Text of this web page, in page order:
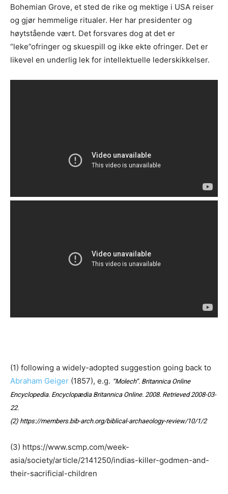
Bohemian Grove, et sted de rike og mektige i USA reiser
og gjør hemmelige ritualer. Her har presidenter og
høytstående vært. Det forsvares dog at det er
“leke”ofringer og skuespill og ikke ekte ofringer. Det er
likevel en underlig lek for intellektuelle lederskikkelser.
(1) following a widely-adopted suggestion going back to
Abraham Geiger (1857), e.g. “Molech”. Britannica Online
Encyclopedia. Encyclopædia Britannica Online. 2008. Retrieved2008-03-
22.
(2) https://members.bib-arch.org/biblical-archaeology-review/10/1/2
(3) https://www.scmp.com/week-
asia/society/article/2141250/indias-killer-godmen-and-
their-sacrificial-children